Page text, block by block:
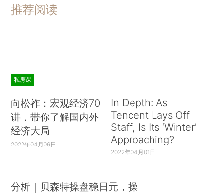
推荐阅读
私房课
向松祚：宏观经济70
讲，带你了解国内外
经济大局
2022年04月06日
In Depth: As
Tencent Lays Off
Staff, Is Its ‘Winter’
Approaching?
2022年04月01日
分析｜贝森特操盘稳日元，操